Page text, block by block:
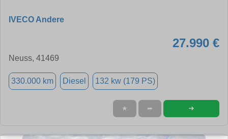
IVECO Andere
27.990 €
Neuss, 41469
330.000 km Diesel 132 kw (179 PS)
★ ➦ ➜